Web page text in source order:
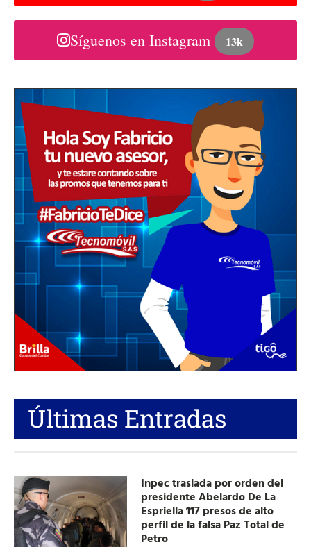
Síguenos en Instagram 13k
Últimas Entradas
Inpec traslada por orden del
presidente Abelardo De La
Espriella 117 presos de alto
perfil de la falsa Paz Total de
Petro